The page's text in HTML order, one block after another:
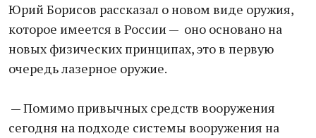
Юрий Борисов рассказал о новом виде оружия,
которое имеется в России — оно основано на
новых физических принципах, это в первую
очередь лазерное оружие.
— Помимо привычных средств вооружения
сегодня на подходе системы вооружения на